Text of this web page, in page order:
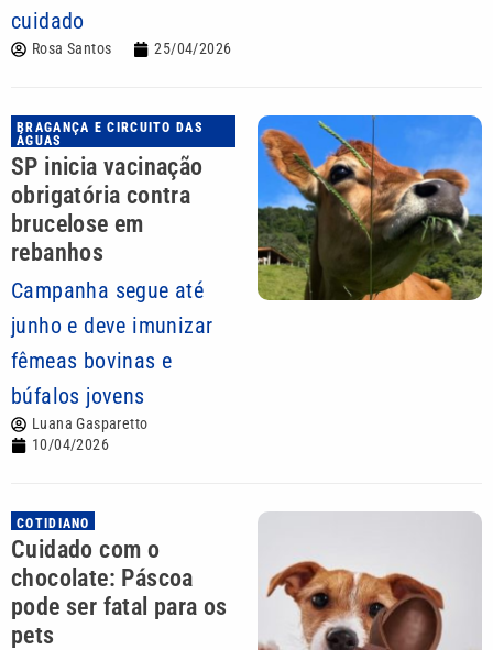
cuidado
Rosa Santos 25/04/2026
BRAGANÇA E CIRCUITO DAS
ÁGUAS
SP inicia vacinação
obrigatória contra
brucelose em
rebanhos
Campanha segue até
junho e deve imunizar
fêmeas bovinas e
búfalos jovens
Luana Gasparetto
10/04/2026
COTIDIANO
Cuidado com o
chocolate: Páscoa
pode ser fatal para os
pets